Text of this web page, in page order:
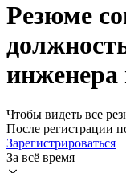
Резюме
инженера
Чтобы видеть все
После регистрации
Зарегистрироваться
За всё время